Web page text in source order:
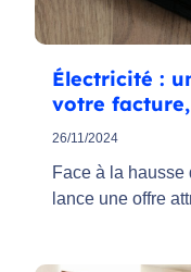
Électricité :
votre
26/11/2024
Face à la hausse
lance une offre